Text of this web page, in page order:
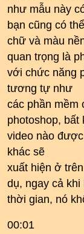
như mẫu này
bạn cũng có
chữ và màu
quan trọng là
với chức năng
tương tự như
các phần mềm
photoshop, bất
video nào
khác sẽ
xuất hiện ở
dụ, ngay cả
thời gian, nó
00:01